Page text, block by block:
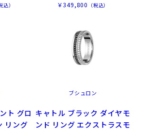
込） ￥349,800 （税込）
ト グロ
リング
ブシュロン
キャトル ブラック ダイヤモ
ンド リング エクストラスモ